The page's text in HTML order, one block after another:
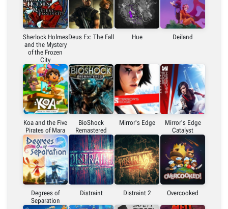
Sherlock Holmes
and the Mystery
of the Frozen
City
Deus Ex: The Fall Hue Deiland
Koa and the Five
Pirates of Mara
BioShock
Remastered
Mirror's Edge
Mirror's Edge
Catalyst
Degrees of
Separation
Distraint Distraint 2 Overcooked